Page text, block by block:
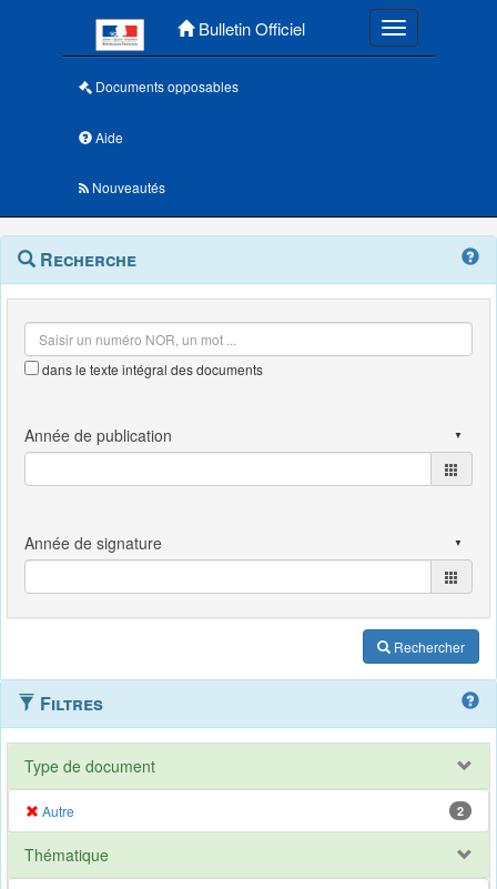
Bulletin Officiel Toggle
Documents opposables
Aide
Nouveautés
Navigation
outils
Menu
contextuel
Recherche
dans le texte intégral des documents
Rechercher
Filtres
Type de document
Autre 2
Thématique